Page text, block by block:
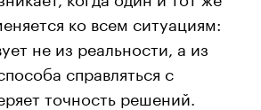
ко всем ситуациям:
не из реальности, а из
справляться с
точность решений.